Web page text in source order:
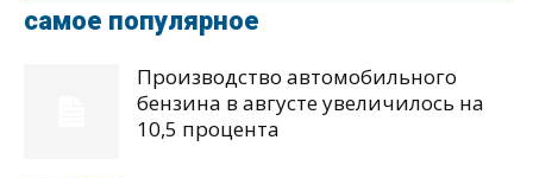
самое популярное
Производство автомобильного
бензина в августе увеличилось на
10,5 процента